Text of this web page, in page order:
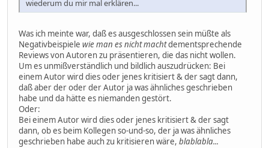
wiederum du mir mal erklären...
Was ich meinte war, daß es ausgeschlossen sein müßte als
Negativbeispiele wie man es nicht machtdementsprechende
Reviews von Autoren zu präsentieren, die das nicht wollen.
Um es unmißverständlich und bildlich auszudrücken: Bei
einem Autor wird dies oder jenes kritisiert & der sagt dann,
daß aber der oder der Autor ja was ähnliches geschrieben
habe und da hätte es niemanden gestört.
Oder:
Bei einem Autor wird dies oder jenes kritisiert & der sagt
dann, ob es beim Kollegen so-und-so, der ja was ähnliches
geschrieben habe auch zu kritisieren wäre, blablabla...